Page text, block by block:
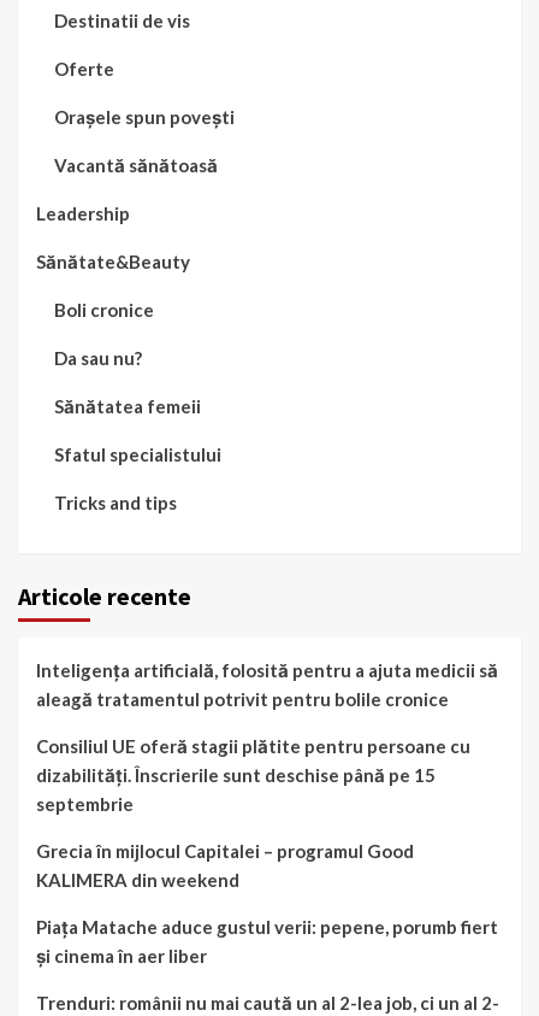
Destinatii de vis
Oferte
Orașele spun povești
Vacantă sănătoasă
Leadership
Sănătate&Beauty
Boli cronice
Da sau nu?
Sănătatea femeii
Sfatul specialistului
Tricks and tips
Articole recente
Inteligența artificială, folosită pentru a ajuta medicii să
aleagă tratamentul potrivit pentru bolile cronice
Consiliul UE oferă stagii plătite pentru persoane cu
dizabilități. Înscrierile sunt deschise până pe 15
septembrie
Grecia în mijlocul Capitalei – programul Good
KALIMERA din weekend
Piața Matache aduce gustul verii: pepene, porumb fiert
și cinema în aer liber
Trenduri: românii nu mai caută un al 2-lea job, ci un al 2-